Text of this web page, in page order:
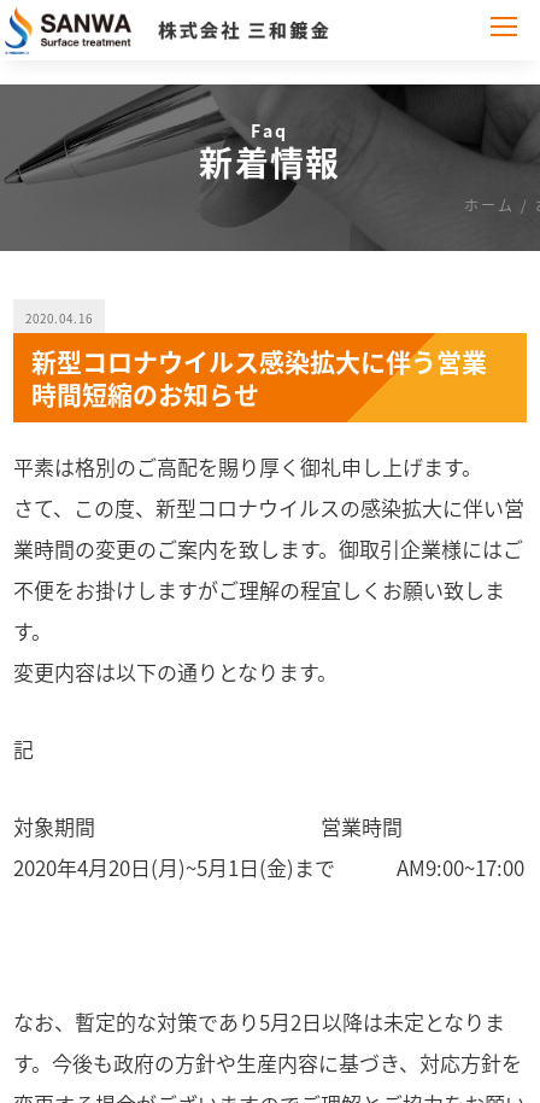
Faq
新着情報
ホーム /
2020.04.16
新型コロナウイルス感染拡大に伴う営業
時間短縮のお知らせ
平素は格別のご高配を賜り厚く御礼申し上げます。
さて、この度、新型コロナウイルスの感染拡大に伴い営
業時間の変更のご案内を致します。御取引企業様にはご
不便をお掛けしますがご理解の程宜しくお願い致しま
す。
変更内容は以下の通りとなります。
記
対象期間 営業時間
2020年4月20日(月)~5月1日(金)まで AM9:00~17:00
なお、暫定的な対策であり5月2日以降は未定となりま
す。今後も政府の方針や生産内容に基づき、対応方針を